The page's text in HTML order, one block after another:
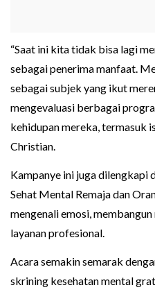
“Saat ini kita tidak bisa lagi
sebagai penerima manfaat.
sebagai subjek yang ikut
mengevaluasi berbagai
kehidupan mereka, termasuk
Christian.
Kampanye ini juga dilengkapi
Sehat Mental Remaja dan
mengenali emosi,
layanan profesional.
Acara semakin semarak
skrining kesehatan mental